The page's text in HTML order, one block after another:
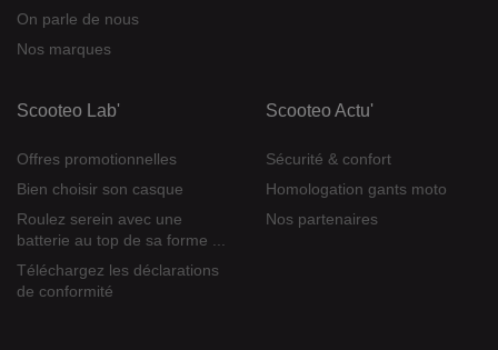
On parle de nous
Nos marques
Scooteo Lab'
Offres promotionnelles
Bien choisir son casque
Roulez serein avec une
batterie au top de sa forme ...
Téléchargez les déclarations
de conformité
Scooteo Actu'
Sécurité & confort
Homologation gants moto
Nos partenaires